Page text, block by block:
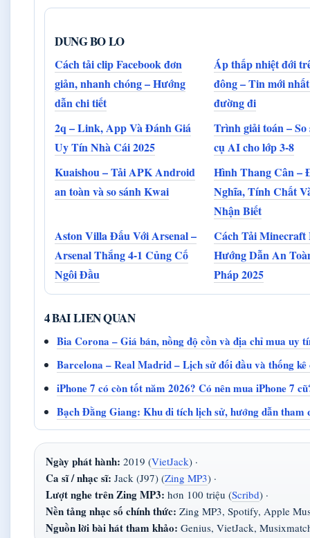
DUNG BO LO
Cách tải clip Facebook đơn
giản, nhanh chóng – Hướng
dẫn chi tiết
Áp thấp nhiệt đới
đông – Tin mới
đường đi
2q – Link, App Và Đánh Giá
Uy Tín Nhà Cái 2025
Trình giải toán – So
cụ AI cho lớp 3-8
Kuaishou – Tải APK Android
an toàn và so sánh Kwai
Hình Thang Cân –
Nghĩa, Tính Chất
Nhận Biết
Aston Villa Đấu Với Arsenal –
Arsenal Thắng 4-1 Củng Cố
Ngôi Đầu
Cách Tải Minecraft
Hướng Dẫn An
Pháp 2025
4 BAI LIEN QUAN
Bia Corona – Giá bán, nồng độ cồn và địa chỉ mua uy
Barcelona – Real Madrid – Lịch sử đối đầu và thống
iPhone 7 có còn tốt năm 2026? Có nên mua iPhone 7
Bạch Đằng Giang: Khu di tích lịch sử, hướng dẫn tham
Ngày phát hành: 2019 (VietJack) ·
Ca sĩ / nhạc sĩ: Jack (J97) (Zing MP3) ·
Lượt nghe trên Zing MP3: hơn 100 triệu (Scribd) ·
Nền tảng nhạc số chính thức: Zing MP3, Spotify, Apple
Nguồn lời bài hát tham khảo: Genius, VietJack,